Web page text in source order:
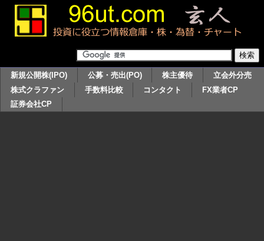
新規公開株(IPO) 公募・売出(PO) 株主優待
立会外分売
株式クラファン
手数料比較 コンタクト
FX業者CP
証券会社CP